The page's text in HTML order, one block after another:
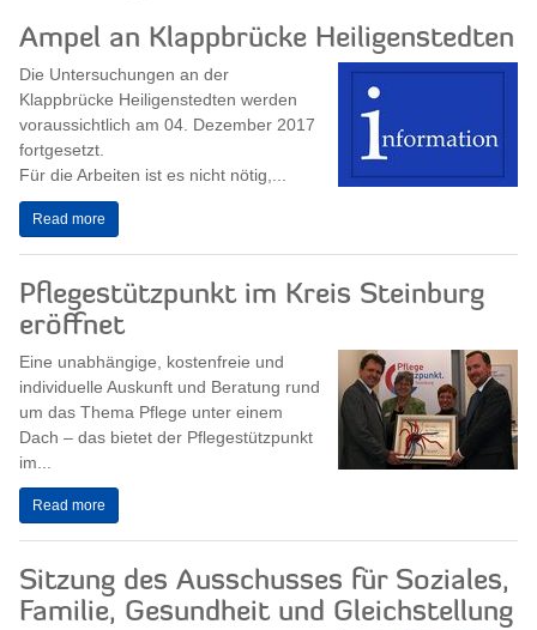
Ampel an Klappbrücke Heiligenstedten
Die Untersuchungen an der
Klappbrücke Heiligenstedten werden
voraussichtlich am 04. Dezember 2017
fortgesetzt.
Für die Arbeiten ist es nicht nötig,...
Read more
Pflegestützpunkt im Kreis Steinburg
eröffnet
Eine unabhängige, kostenfreie und
individuelle Auskunft und Beratung rund
um das Thema Pflege unter einem
Dach – das bietet der Pflegestützpunkt
im...
Read more
Sitzung des Ausschusses für Soziales,
Familie, Gesundheit und Gleichstellung